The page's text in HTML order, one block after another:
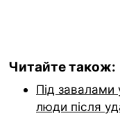
Читайте також:
Під завалами
люди після